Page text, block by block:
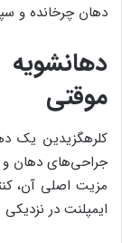
دهان چرخانده و
موقتی
کلرهگزیدین یک
جراحی‌های دهان و
مزیت اصلی آن،
ایمپلنت در